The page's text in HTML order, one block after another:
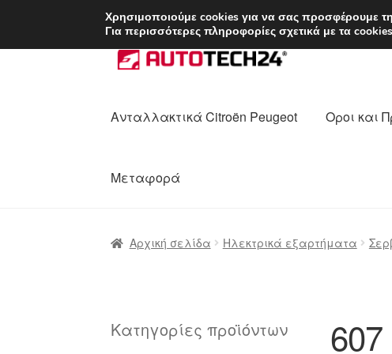
ΑΠΟΣΤΟΛΗ από 7 EUR
Απευθείας
μετάβαση
πλοήγηση
Μετάβαση
σε
Ανταλλακτικά Citroën Peugeot Οροι και
Μεταφορά
Αρχική σελίδα Ηλεκτρικά εξαρτήματα
607
Κατηγορίες προϊόντων
Χρησιμοποιούμε cookies για να σας προσφέρουμε
Για περισσότερες πληροφορίες σχετικά με τα